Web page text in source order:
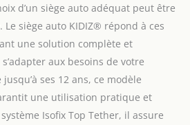
d’un siège auto adéquat peut être
siège auto KIDIZ® répond à ces
une solution complète et
aux besoins de votre
ses 12 ans, ce modèle
une utilisation pratique et
Isofix Top Tether, il assure